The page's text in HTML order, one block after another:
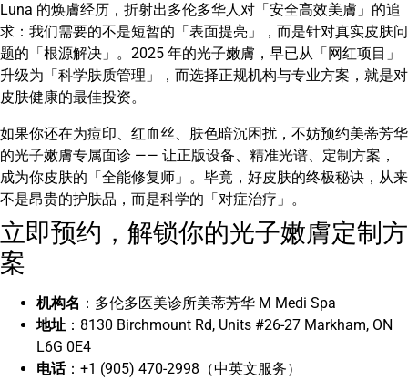
Luna 的焕膚经历，折射出多伦多华人对「安全高效美膚」的追
求：我们需要的不是短暂的「表面提亮」，而是针对真实皮肤问
题的「根源解决」。2025 年的光子嫩膚，早已从「网红项目」
升级为「科学肤质管理」，而选择正规机构与专业方案，就是对
皮肤健康的最佳投资。
如果你还在为痘印、红血丝、肤色暗沉困扰，不妨预约美蒂芳华
的光子嫩膚专属面诊 —— 让正版设备、精准光谱、定制方案，
成为你皮肤的「全能修复师」。毕竟，好皮肤的终极秘诀，从来
不是昂贵的护肤品，而是科学的「对症治疗」。
立即预约，解锁你的光子嫩膚定制方
案
机构名 ：多伦多医美诊所美蒂芳华 M Medi Spa
地址 ：8130 Birchmount Rd, Units #26-27 Markham, ON
L6G 0E4
电话：+1 (905) 470-2998（中英文服务）